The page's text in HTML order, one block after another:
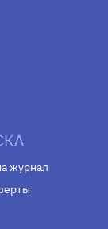
журнал